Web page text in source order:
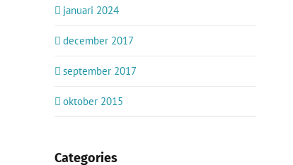
januari 2024
december 2017
september 2017
oktober 2015
Categories